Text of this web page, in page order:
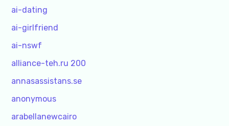
ai-dating
ai-girlfriend
ai-nswf
alliance-teh.ru 200
annasassistans.se
anonymous
arabellanewcairo